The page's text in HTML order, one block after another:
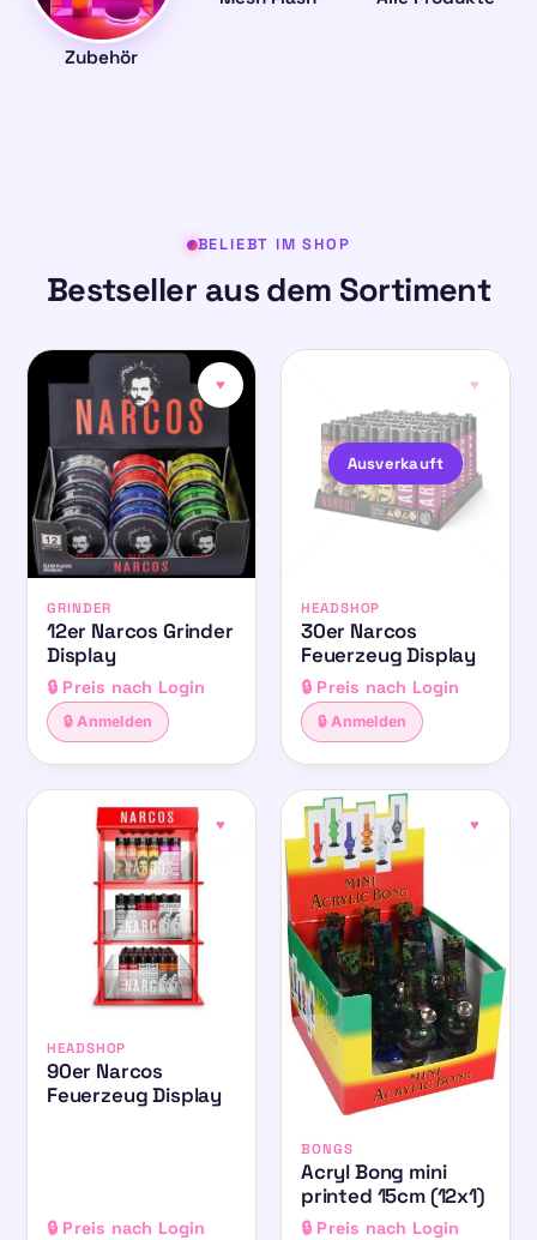
Zubehör
BELIEBT IM SHOP
Bestseller aus dem Sortiment
♥
GRINDER
12er Narcos Grinder
Display
🔒 Preis nach Login
🔒 Anmelden
♥
Ausverkauft
HEADSHOP
30er Narcos
Feuerzeug Display
🔒 Preis nach Login
🔒 Anmelden
♥
HEADSHOP
90er Narcos
Feuerzeug Display
🔒 Preis nach Login
♥
BONGS
Acryl Bong mini
printed 15cm (12x1)
🔒 Preis nach Login